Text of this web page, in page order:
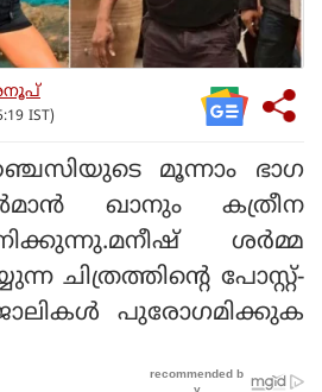
IST)
മൂന്നാം ഭാഗ
ഖാനും കത്രീന
ശര്‍മ്മ
ചിത്രത്തിന്റെ പോസ്റ്റ്-
പുരോഗമിക്കുക